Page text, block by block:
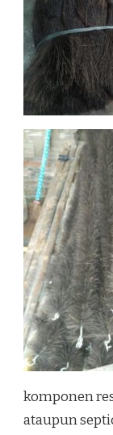
komponen
ataupun